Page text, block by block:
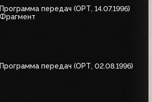
Программа передач (ОРТ, 14.07.1996)
Фрагмент
Программа передач (ОРТ, 02.08.1996)